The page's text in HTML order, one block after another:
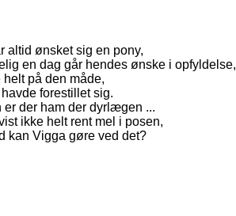
altid ønsket sig en pony,
en dag går hendes ønske i opfyldelse,
helt på den måde,
forestillet sig.
er der ham der dyrlægen ...
ikke helt rent mel i posen,
kan Vigga gøre ved det?